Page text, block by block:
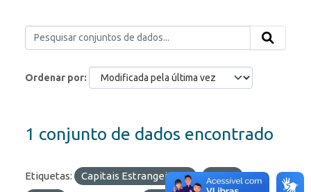
Ordenar por
1 conjunto de dados encontrado
Etiquetas: Capitais Estrangeiros
ROF